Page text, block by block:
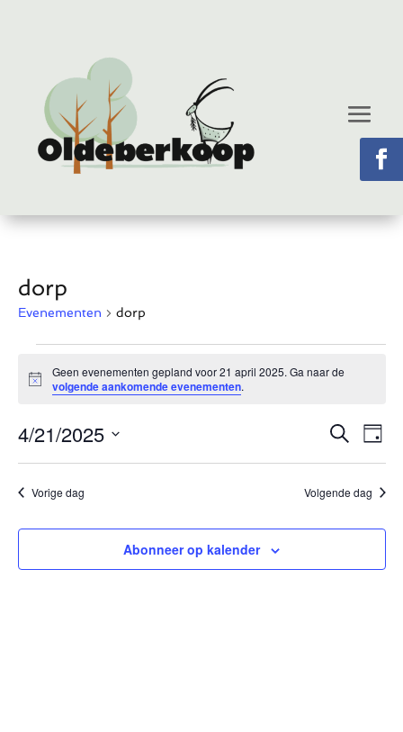
dorp
Evenementen dorp
Evenementen
in
21
april
2025
Bericht
Geen evenementen gepland voor 21 april 2025. Ga naar de
volgende aankomende evenementen.
en
Zoeken
Dag
4/21/2025
Selecteer
eenVorige dag Volgende dag
Abonneer op kalender